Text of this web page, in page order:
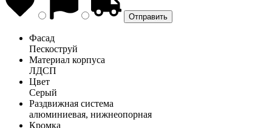
Фасад
Пескоструй
Материал корпуса
ЛДСП
Цвет
Серый
Раздвижная система
алюминиевая, нижнеопорная
Кромка